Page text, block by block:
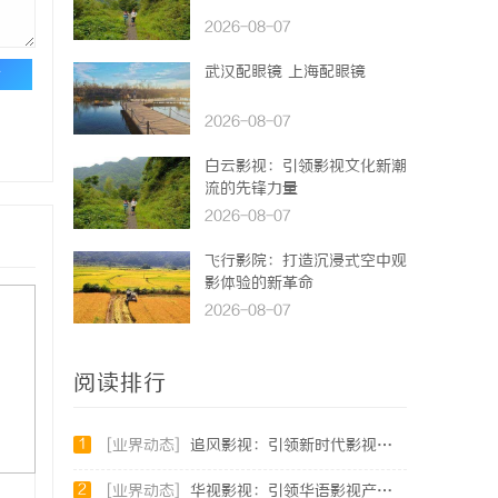
2026-08-07
武汉配眼镜 上海配眼镜
2026-08-07
白云影视：引领影视文化新潮
流的先锋力量
2026-08-07
飞行影院：打造沉浸式空中观
影体验的新革命
2026-08-07
阅读排行
1 [业界动态] 追风影视：引领新时代影视娱乐新潮流的创新平台
2 [业界动态] 华视影视：引领华语影视产业创新与发展的标杆企业